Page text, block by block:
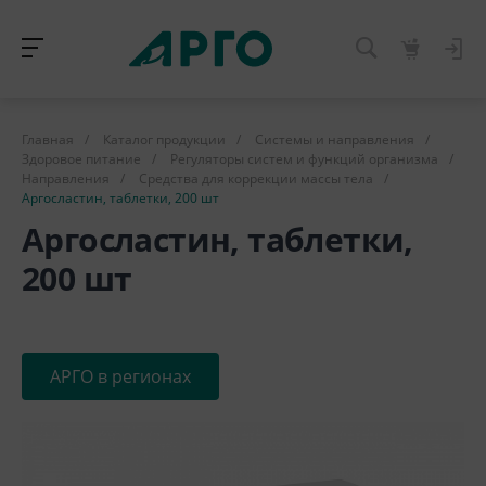
Главная / Каталог продукции / Системы и направления
/
Здоровое питание
/ Регуляторы систем и функций организма
/
Направления
/ Средства для коррекции массы тела
/
Аргосластин, таблетки, 200 шт
Аргосластин, таблетки,
200 шт
АРГО в регионах